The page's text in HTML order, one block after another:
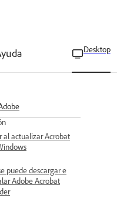
Desktop
archivos PDF a
de instalación y
al actualizar Acrobat
puede descargar e
Adobe Acrobat